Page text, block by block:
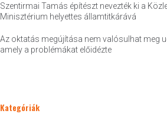
Szentirmai Tamás építészt nevezték ki a
Minisztérium helyettes államtitkárává
Az oktatás megújítása nem valósulhat meg
amely a problémákat előidézte
Kategóriák